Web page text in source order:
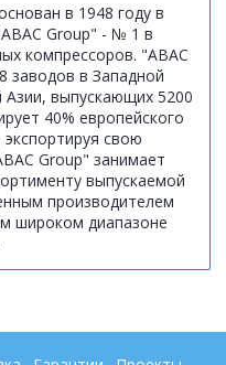
в 1948 году в
Group" - № 1 в
компрессоров. "ABAC
заводов в Западной
выпускающих 5200
40% европейского
свою
Group" занимает
выпускаемой
производителем
широком диапазоне